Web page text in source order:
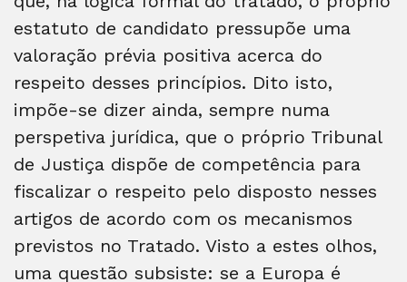
estatuto de candidato pressupõe uma
valoração prévia positiva acerca do
respeito desses princípios. Dito isto,
impõe-se dizer ainda, sempre numa
perspetiva jurídica, que o próprio Tribunal
de Justiça dispõe de competência para
fiscalizar o respeito pelo disposto nesses
artigos de acordo com os mecanismos
previstos no Tratado. Visto a estes olhos,
uma questão subsiste: se a Europa é